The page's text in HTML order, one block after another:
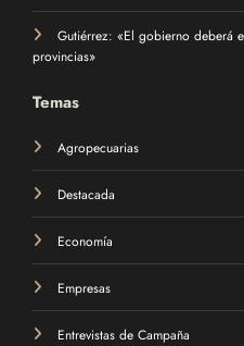
Gutiérrez: «El gobierno deberá
provincias»
Temas
Agropecuarias
Destacada
Economía
Empresas
Entrevistas de Campaña